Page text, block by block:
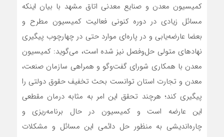
کمیسیون معدن و صنایع معدنی اتاق مشهد با بیان اینکه
مسائل زیادی در دوره کنونی فعالیت کمیسیون مطرح و
بعضا عارضه‌یابی و در پاره‌ای موارد حتی در چهارچوب پیگیری
نهادهای متولی حل‌وفصل نیز شده است، می‌گوید: کمیسیون
معدن با همکاری شورای گفت‌وگو و همراهی سازمان صنعت،
معدن و تجارت استان توانست بحث تخفیف حقوق دولتی را
پیگیری کند؛ هرچند تحقق این امر به مثابه درمان مقطعی
این عارضه است و کمیسیون در حال برنامه‌ریزی و
چاره‌اندیشی به منظور حل دائمی این مسائل و مشکلات